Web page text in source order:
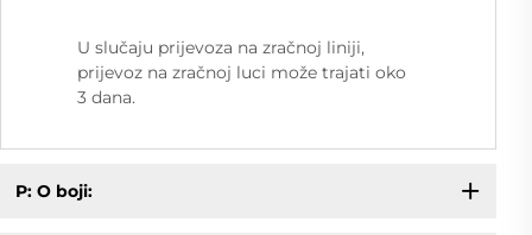
U slučaju prijevoza na zračnoj liniji,
prijevoz na zračnoj luci može trajati oko
3 dana.
P: O boji: